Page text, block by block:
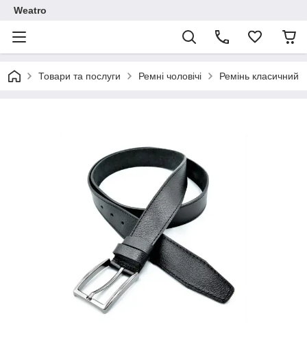
Weatro
Товари та послуги Ремні чоловічі Ремінь класичний